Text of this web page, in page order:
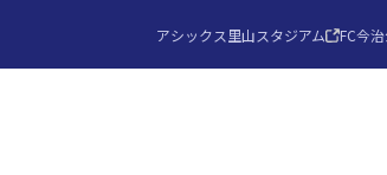
アシックス里山スタジアム FC今